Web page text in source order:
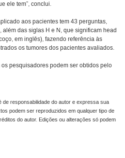
ele tem”, conclui.
aos pacientes tem 43 perguntas,
das siglas H e N, que significam head
em inglês), fazendo referência às
os tumores dos pacientes avaliados.
pesquisadores podem ser obtidos pelo
de responsabilidade do autor e expressa sua
podem ser reproduzidos em qualquer tipo de
do autor. Edições ou alterações só podem